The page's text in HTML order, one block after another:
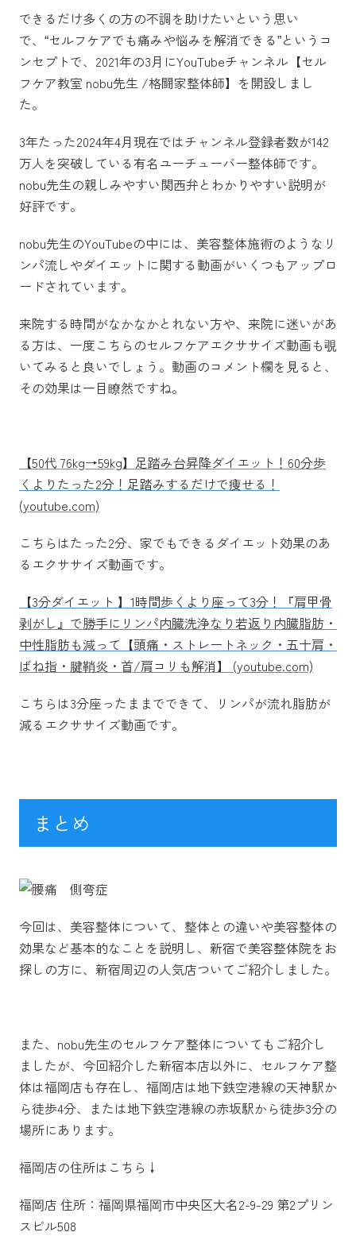
できるだけ多くの方の不調を助けたいという思い
で、“セルフケアでも痛みや悩みを解消できる”というコ
ンセプトで、2021年の3月にYouTubeチャンネル【セル
フケア教室 nobu先生 /格闘家整体師】を開設しまし
た。
3年たった2024年4月現在ではチャンネル登録者数が142
万人を突破している有名ユーチューバー整体師です。
nobu先生の親しみやすい関西弁とわかりやすい説明が
好評です。
nobu先生のYouTubeの中には、美容整体施術のようなリ
ンパ流しやダイエットに関する動画がいくつもアップロ
ードされています。
来院する時間がなかなかとれない方や、来院に迷いがあ
る方は、一度こちらのセルフケアエクササイズ動画も覗
いてみると良いでしょう。動画のコメント欄を見ると、
その効果は一目瞭然ですね。
【50代 76kg→59kg】足踏み台昇降ダイエット！60分歩
くよりたった2分！足踏みするだけで痩せる！
(youtube.com)
こちらはたった2分、家でもできるダイエット効果のあ
るエクササイズ動画です。
【3分ダイエット 】1時間歩くより座って3分！『肩甲骨
剥がし』で勝手にリンパ内臓洗浄なり若返り内臓脂肪・
中性脂肪も減って【頭痛・ストレートネック・五十肩・
ばね指・腱鞘炎・首/肩コリも解消】 (youtube.com)
こちらは3分座ったままでできて、リンパが流れ脂肪が
減るエクササイズ動画です。
まとめ
今回は、美容整体について、整体との違いや美容整体の
効果など基本的なことを説明し、新宿で美容整体院をお
探しの方に、新宿周辺の人気店ついてご紹介しました。
また、nobu先生のセルフケア整体についてもご紹介し
ましたが、今回紹介した新宿本店以外に、セルフケア整
体は福岡店も存在し、福岡店は地下鉄空港線の天神駅か
ら徒歩4分、または地下鉄空港線の赤坂駅から徒歩3分の
場所にあります。
福岡店の住所はこちら↓
福岡店 住所：福岡県福岡市中央区大名2-9-29 第2プリン
スビル508